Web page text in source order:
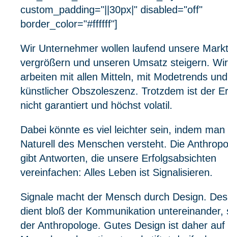
custom_padding="||30px|" disabled="off"
border_color="#ffffff"]
Wir Unternehmer wollen laufend unsere
vergrößern und unseren Umsatz steigern. Wir
arbeiten mit allen Mitteln, mit Modetrends und
künstlicher Obszoleszenz. Trotzdem ist der
nicht garantiert und höchst volatil.
Dabei könnte es viel leichter sein, indem man
Naturell des Menschen versteht. Die
gibt Antworten, die unsere Erfolgsabsichten
vereinfachen: Alles Leben ist Signalisieren.
Signale macht der Mensch durch Design.
dient bloß der Kommunikation untereinander,
der Anthropologe. Gutes Design ist daher auf